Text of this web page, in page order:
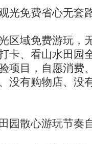
光免费省心无套
区域免费游玩，
卡、看山水田园
项目，自愿消费
没有购物店、没
园散心游玩节奏